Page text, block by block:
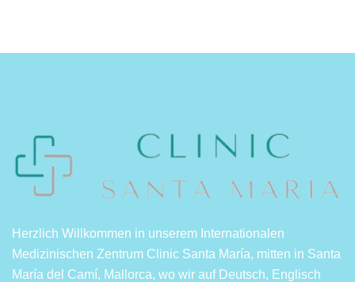
Herzlich Willkommen in unserem Internationalen
Medizinischen Zentrum Clinic Santa María, mitten in Santa
María del Camí, Mallorca, wo wir auf Deutsch, Englisch